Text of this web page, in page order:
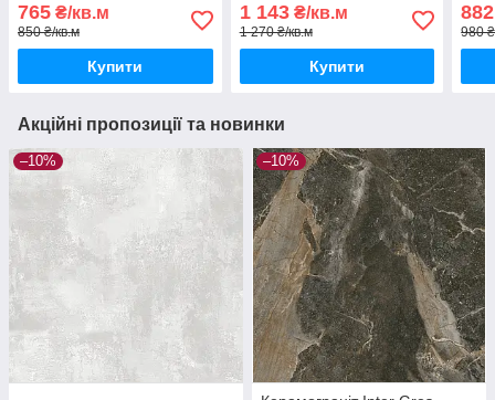
765 ₴/кв.м
850 ₴/кв.м
Купити
1 143₴/кв.м
1 270 ₴/кв.м
Купити
882
980
Акційні пропозиції та новинки
–10% –10%